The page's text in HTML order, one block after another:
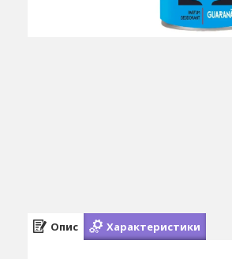
Опис Характеристики